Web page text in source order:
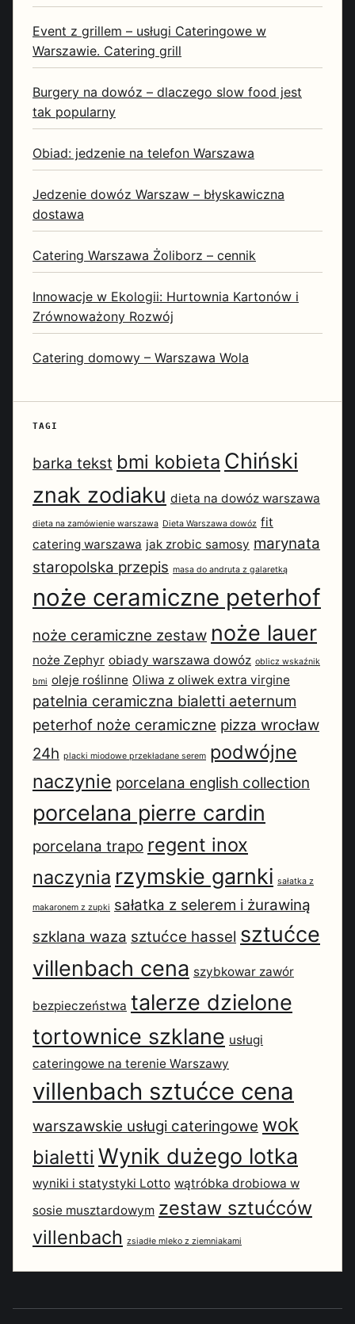
Event z grillem – usługi Cateringowe w
Warszawie. Catering grill
Burgery na dowóz – dlaczego slow food jest
tak popularny
Obiad: jedzenie na telefon Warszawa
Jedzenie dowóz Warszaw – błyskawiczna
dostawa
Catering Warszawa Żoliborz – cennik
Innowacje w Ekologii: Hurtownia Kartonów i
Zrównoważony Rozwój
Catering domowy – Warszawa Wola
TAGI
barka tekst bmi kobieta Chiński
znak zodiaku dieta na dowóz warszawa
dieta na zamówienie warszawa Dieta Warszawa dowóz fit
catering warszawa jak zrobic samosy marynata
staropolska przepis masa do andruta z galaretką
noże ceramiczne peterhof
noże ceramiczne zestaw noże lauer
noże Zephyr obiady warszawa dowóz oblicz wskaźnik
bmi oleje roślinne Oliwa z oliwek extra virgine
patelnia ceramiczna bialetti aeternum
peterhof noże ceramiczne pizza wrocław
24h placki miodowe przekładane serem podwójne
naczynie porcelana english collection
porcelana pierre cardin
porcelana trapo regent inox
naczynia rzymskie garnki sałatka z
makaronem z zupki sałatka z selerem i żurawiną
szklana waza sztućce hassel sztućce
villenbach cena szybkowar zawór
bezpieczeństwa talerze dzielone
tortownice szklane usługi
cateringowe na terenie Warszawy
villenbach sztućce cena
warszawskie usługi cateringowe wok
bialetti Wynik dużego lotka
wyniki i statystyki Lotto wątróbka drobiowa w
sosie musztardowym zestaw sztućców
villenbach zsiadłe mleko z ziemniakami